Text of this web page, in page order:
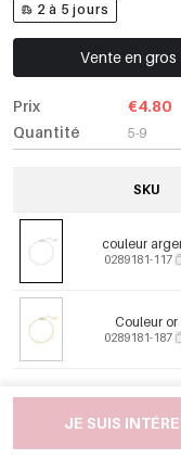
2 à 5 jours
Vente en gros
Prix
Quantité
€4.80
5-9
SKU
couleur
0289181-117
Couleur or
0289181-187
JE SUIS